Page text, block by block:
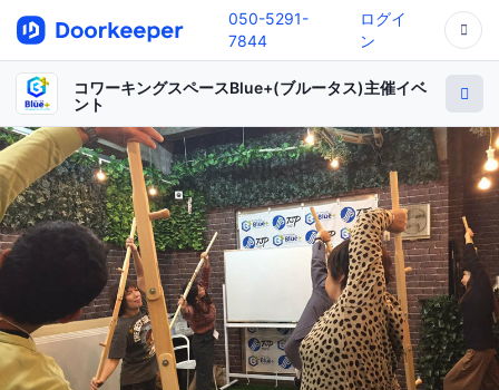
050-5291-
7844
ログイ
ン
コワーキングスペースBlue+(ブルータス)主催イベ
ント